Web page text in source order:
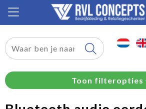
Relatiegeschenken
Tassen
Toon filteropties